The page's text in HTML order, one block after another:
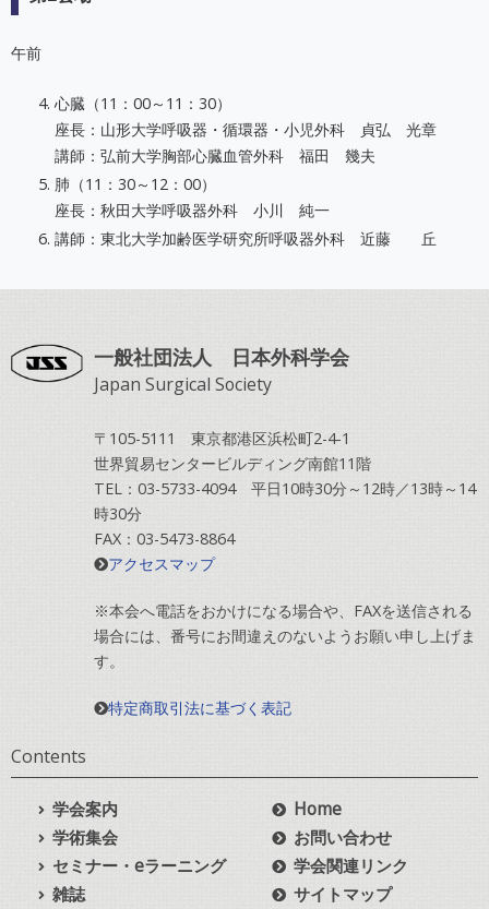
午前
心臓（11：00～11：30）
座長：山形大学呼吸器・循環器・小児外科 貞弘 光章
講師：弘前大学胸部心臓血管外科 福田 幾夫
肺（11：30～12：00）
座長：秋田大学呼吸器外科 小川 純一
講師：東北大学加齢医学研究所呼吸器外科 近藤 丘
一般社団法人 日本外科学会
Japan Surgical Society
〒105-5111 東京都港区浜松町2-4-1
世界貿易センタービルディング南館11階
TEL：03-5733-4094 平日10時30分～12時／13時～14
時30分
FAX：03-5473-8864
アクセスマップ
※本会へ電話をおかけになる場合や、FAXを送信される
場合には、番号にお間違えのないようお願い申し上げま
す。
特定商取引法に基づく表記
Contents
学会案内
学術集会
セミナー・eラーニング
雑誌
Home
お問い合わせ
学会関連リンク
サイトマップ